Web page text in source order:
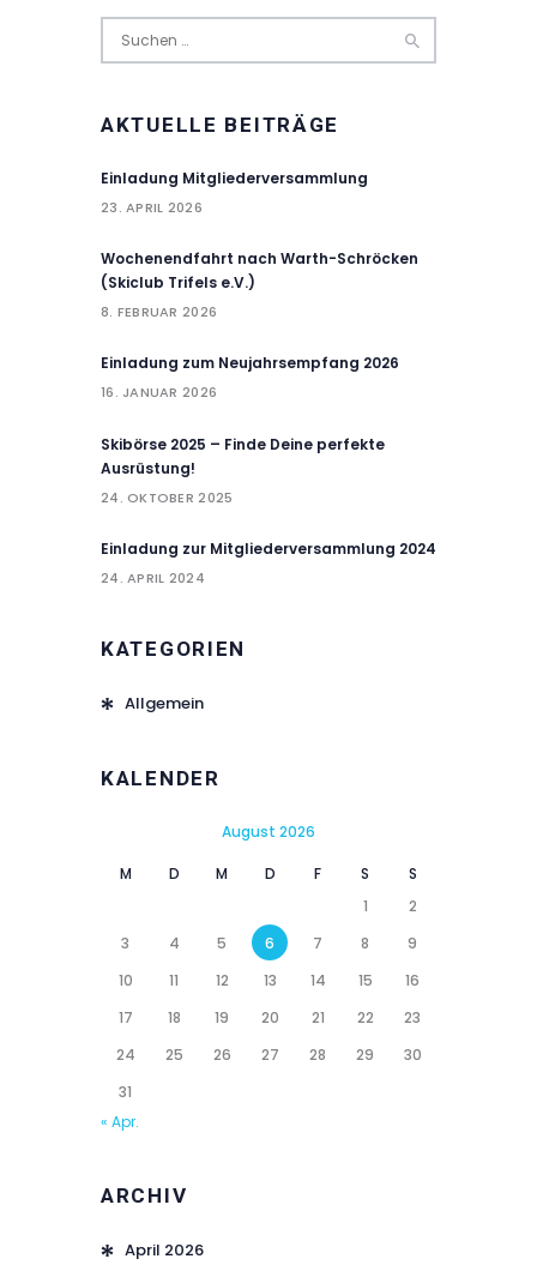
nach:
AKTUELLE BEITRÄGE
Einladung Mitgliederversammlung
23. APRIL 2026
Wochenendfahrt nach Warth-Schröcken
(Skiclub Trifels e.V.)
8. FEBRUAR 2026
Einladung zum Neujahrsempfang 2026
16. JANUAR 2026
Skibörse 2025 – Finde Deine perfekte
Ausrüstung!
24. OKTOBER 2025
Einladung zur Mitgliederversammlung 2024
24. APRIL 2024
KATEGORIEN
Allgemein
KALENDER
August 2026
M D M D F S
S
1
2
3
4 5 6 7 8
9
10
11 12 13 14 15
16
17
18 19 20 21 22
23
24
25 26 27 28 29
30
31
« Apr.
ARCHIV
April 2026